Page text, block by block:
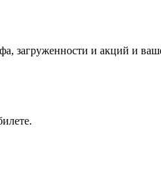
загруженности и акций и